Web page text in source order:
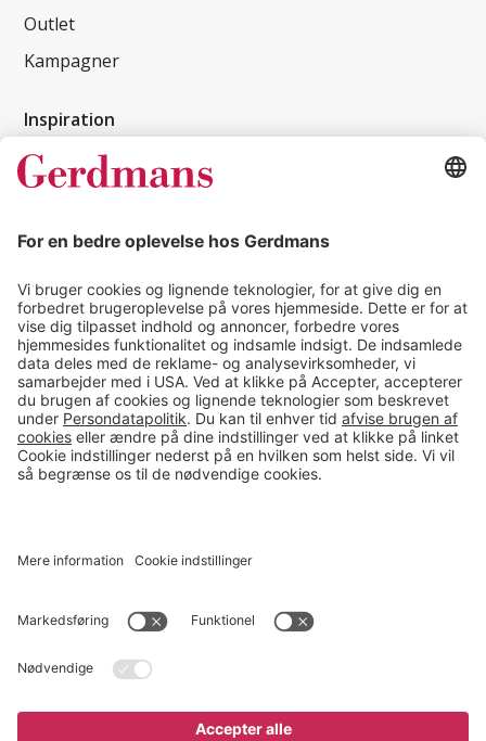
Outlet
Kampagner
Inspiration
Kundereferencer
Tips & guides
Kontakt
salg@gerdmans.dk
49 18 07 07
Salgsafdeling åbningstider
08.00-16.00
© 2026 Gerdmans Kontor- & Lagerudstyr A/S Alle priser er ekskl.
Cookie indstillinger